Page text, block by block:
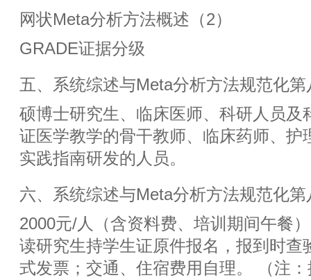
网状Meta分析方法概述（2）
GRADE证据分级
五、系统综述与Meta分析方法规范化
硕博士研究生、临床医师、科研人员及
证医学教学的骨干教师、临床药师、护
实践指南研发的人员。
六、系统综述与Meta分析方法规范化
2000元/人（含资料费、培训期间午餐
读研究生持学生证原件报名，报到时查
式发票；交通、住宿费用自理。 （注